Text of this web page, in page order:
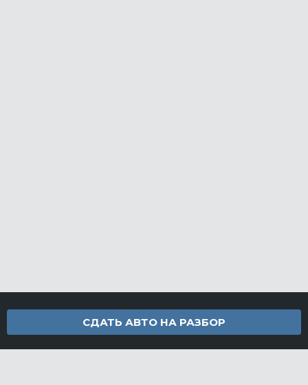
СДАТЬ АВТО НА РАЗБОР